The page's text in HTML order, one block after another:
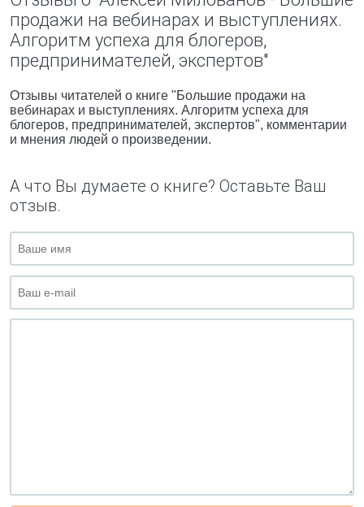
продажи на вебинарах и выступлениях.
Алгоритм успеха для блогеров,
предпринимателей, экспертов"
Отзывы читателей о книге "Большие продажи на
вебинарах и выступлениях. Алгоритм успеха для
блогеров, предпринимателей, экспертов", комментарии
и мнения людей о произведении.
А что Вы думаете о книге? Оставьте Ваш
отзыв.